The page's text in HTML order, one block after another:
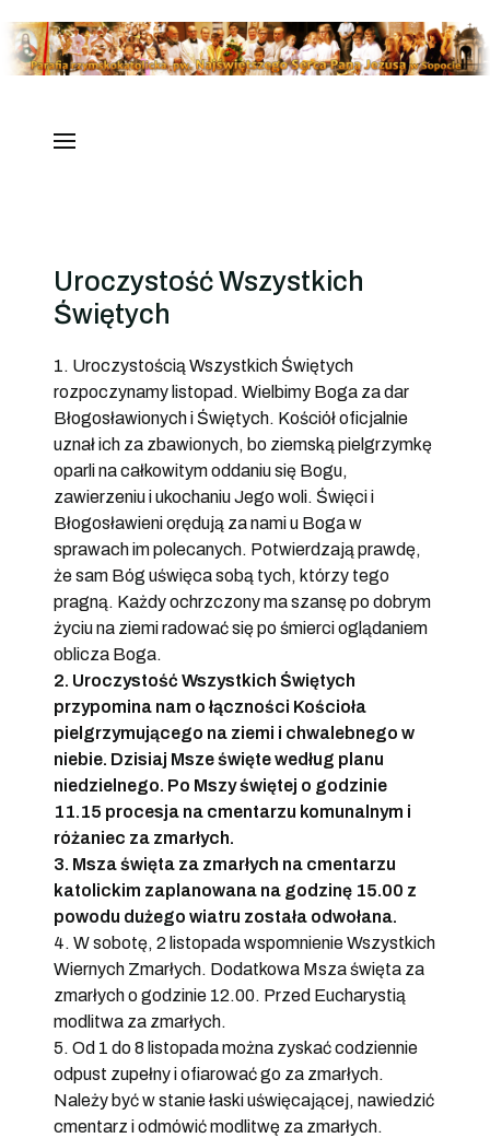
Uroczystość Wszystkich
Świętych
1. Uroczystością Wszystkich Świętych
rozpoczynamy listopad. Wielbimy Boga za dar
Błogosławionych i Świętych. Kościół oficjalnie
uznał ich za zbawionych, bo ziemską pielgrzymkę
oparli na całkowitym oddaniu się Bogu,
zawierzeniu i ukochaniu Jego woli. Święci i
Błogosławieni orędują za nami u Boga w
sprawach im polecanych. Potwierdzają prawdę,
że sam Bóg uświęca sobą tych, którzy tego
pragną. Każdy ochrzczony ma szansę po dobrym
życiu na ziemi radować się po śmierci oglądaniem
oblicza Boga.
2. Uroczystość Wszystkich Świętych
przypomina nam o łączności Kościoła
pielgrzymującego na ziemi i chwalebnego w
niebie. Dzisiaj Msze święte według planu
niedzielnego. Po Mszy świętej o godzinie
11.15 procesja na cmentarzu komunalnym i
różaniec za zmarłych.
3. Msza święta za zmarłych na cmentarzu
katolickim zaplanowana na godzinę 15.00 z
powodu dużego wiatru została odwołana.
4. W sobotę, 2 listopada wspomnienie Wszystkich
Wiernych Zmarłych. Dodatkowa Msza święta za
zmarłych o godzinie 12.00. Przed Eucharystią
modlitwa za zmarłych.
5. Od 1 do 8 listopada można zyskać codziennie
odpust zupełny i ofiarować go za zmarłych.
Należy być w stanie łaski uświęcającej, nawiedzić
cmentarz i odmówić modlitwę za zmarłych.